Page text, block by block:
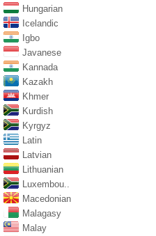
Hungarian
Icelandic
Igbo
Javanese
Kannada
Kazakh
Khmer
Kurdish
Kyrgyz
Latin
Latvian
Lithuanian
Luxembou..
Macedonian
Malagasy
Malay